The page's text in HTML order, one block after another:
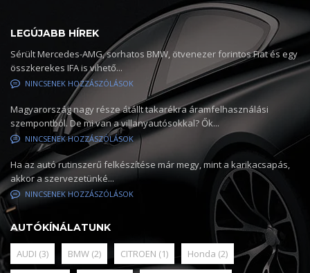
LEGÚJABB HÍREK
Sérült Mercedes-AMG, sorhatos BMW, ötvenezer forintos Fiat és egy
összkerekes IFA is vihető...
NINCSENEK HOZZÁSZÓLÁSOK
Magyarország nagy része átállt takarékra áramfelhasználási
szempontból. De mi van a villanyautósokkal? Ők...
NINCSENEK HOZZÁSZÓLÁSOK
Ha az autó rutinszerű felkészítése már megy, mint a karikacsapás,
akkor a szervezetünké...
NINCSENEK HOZZÁSZÓLÁSOK
AUTÓKÍNÁLATUNK
AUDI (3) BMW (2) CITROEN (1) Honda (2)